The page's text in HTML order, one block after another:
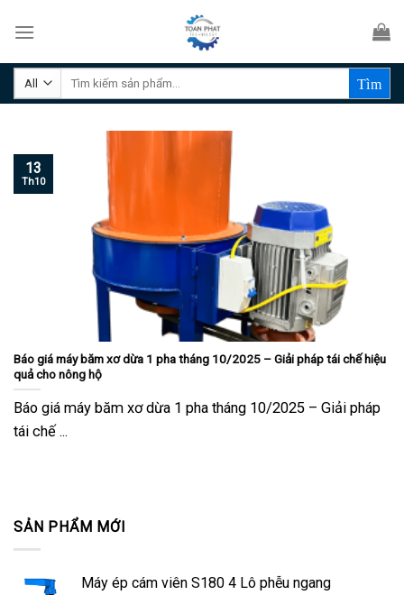
Tìm
SẢN PHẨM MỚI
Máy ép cám viên S180 4 Lô phễu ngang
Báo giá máy băm xơ dừa 1 pha tháng 10/2025 – Giải pháp tái chế hiệu
quả cho nông hộ
Báo giá máy băm xơ dừa 1 pha tháng 10/2025 – Giải pháp
tái chế ...
13
Th10